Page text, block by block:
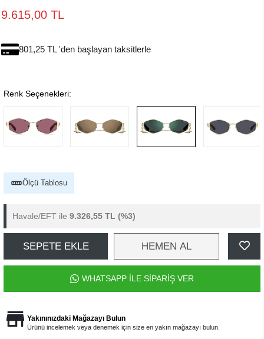
9.615,00 TL
801,25 TL 'den başlayan taksitlerle
Renk Seçenekleri:
Ölçü Tablosu
Havale/EFT ile 9.326,55 TL (%3)
SEPETE EKLE HEMEN AL
WHATSAPP İLE SİPARİŞ VER
Yakınınızdaki Mağazayı Bulun
Ürünü incelemek veya denemek için size en yakın mağazayı bulun.